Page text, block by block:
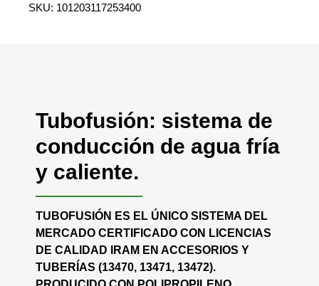
SKU: 101203117253400
Tubofusión: sistema de
conducción de agua fría
y caliente.
TUBOFUSIÓN ES EL ÚNICO SISTEMA DEL
MERCADO CERTIFICADO CON LICENCIAS
DE CALIDAD IRAM EN ACCESORIOS Y
TUBERÍAS (13470, 13471, 13472).